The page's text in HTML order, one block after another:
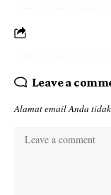
Leave a
Alamat email Anda